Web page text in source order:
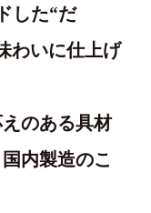
した“だ
わいに仕上げ
のある具材
内製造のこ